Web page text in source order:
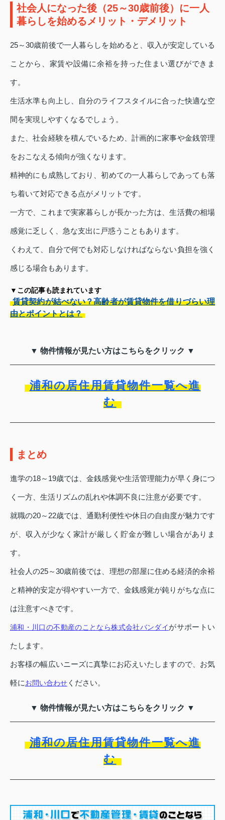
社会人になった後（25～30歳前後）に一人
暮らしを始めるメリット・デメリット
25～30歳前後で一人暮らしを始めると、収入が安定している
ことから、家賃や設備に余裕を持った住まい選びができま
す。
生活水準も向上し、自分のライフスタイルに合った快適な空
間を実現しやすくなるでしょう。
また、社会経験を積んでいるため、計画的に家事や金銭管理
をおこなえる傾向が強くなります。
精神的にも成熟しており、初めての一人暮らしであっても落
ち着いて対応できる点がメリットです。
一方で、これまで実家暮らしが長かった方は、生活費の相場
感覚に乏しく、急な支出に戸惑うこともあります。
くわえて、自分で何でも対応しなければならない負担を強く
感じる場合もあります。
▼この記事も読まれています
賃貸契約が結べない？高齢者が賃貸物件を借りづらい理
由とポイントとは？
▼ 物件情報が見たい方はこちらをクリック ▼
浦和の居住用賃貸物件一覧へ進
む
まとめ
進学の18～19歳では、金銭感覚や生活管理能力が早く身につ
く一方、生活リズムの乱れや体調不良に注意が必要です。
就職の20～22歳では、通勤利便性や休日の自由度が魅力です
が、収入が少なく家計が厳しく貯金が難しい場合がありま
す。
社会人の25～30歳前後では、理想の部屋に住める経済的余裕
と精神的安定が得やすい一方で、金銭感覚が鈍りがちな点に
は注意すべきです。
浦和・川口の不動産のことなら株式会社バンダイがサポートい
たします。
お客様の幅広いニーズに真摯にお応えいたしますので、お気
軽にお問い合わせ ください。
▼ 物件情報が見たい方はこちらをクリック ▼
浦和の居住用賃貸物件一覧へ進
む